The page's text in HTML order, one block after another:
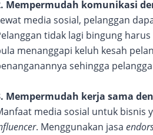
Mempermudah komunikasi
media sosial, pelanggan
tidak lagi bingung
menanggapi keluh kesah
sehingga
Mempermudah kerja sama
media sosial untuk bisnis
. Menggunakan jasa